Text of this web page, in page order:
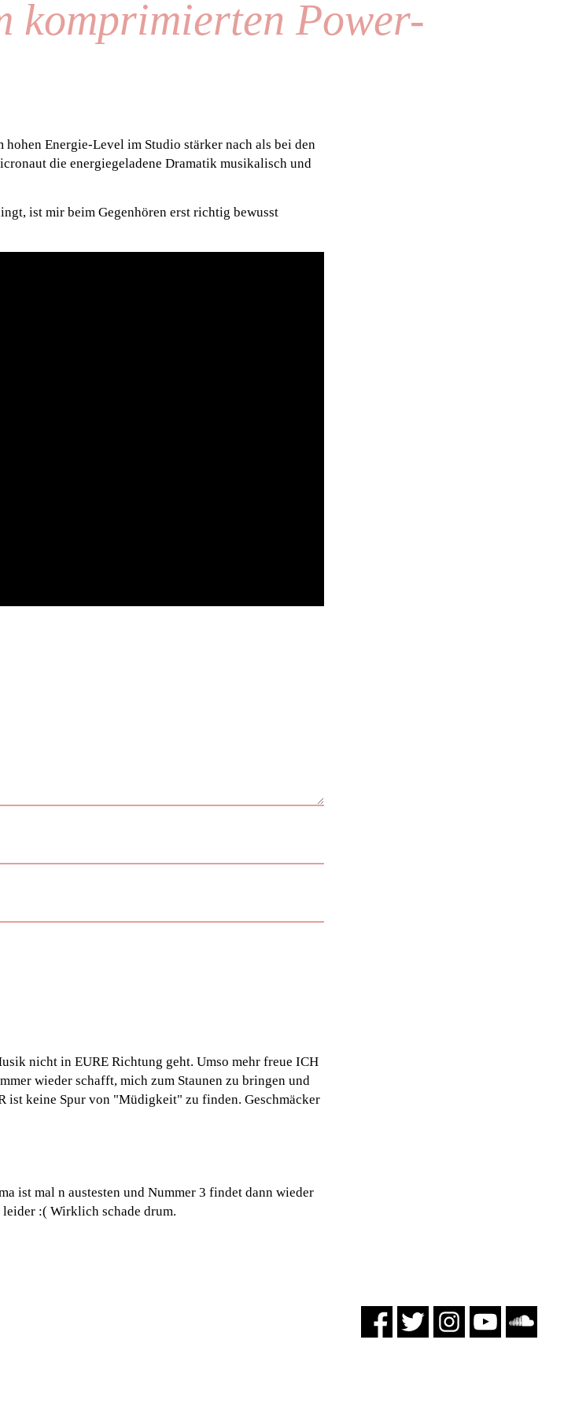
komprimierten Power-
Energie-Level im Studio stärker nach als bei den
die energiegeladene Dramatik musikalisch und
ist mir beim Gegenhören erst richtig bewusst
nicht in EURE Richtung geht. Umso mehr freue ICH
wieder schafft, mich zum Staunen zu bringen und
keine Spur von "Müdigkeit" zu finden. Geschmäcker
ist mal n austesten und Nummer 3 findet dann wieder
:( Wirklich schade drum.